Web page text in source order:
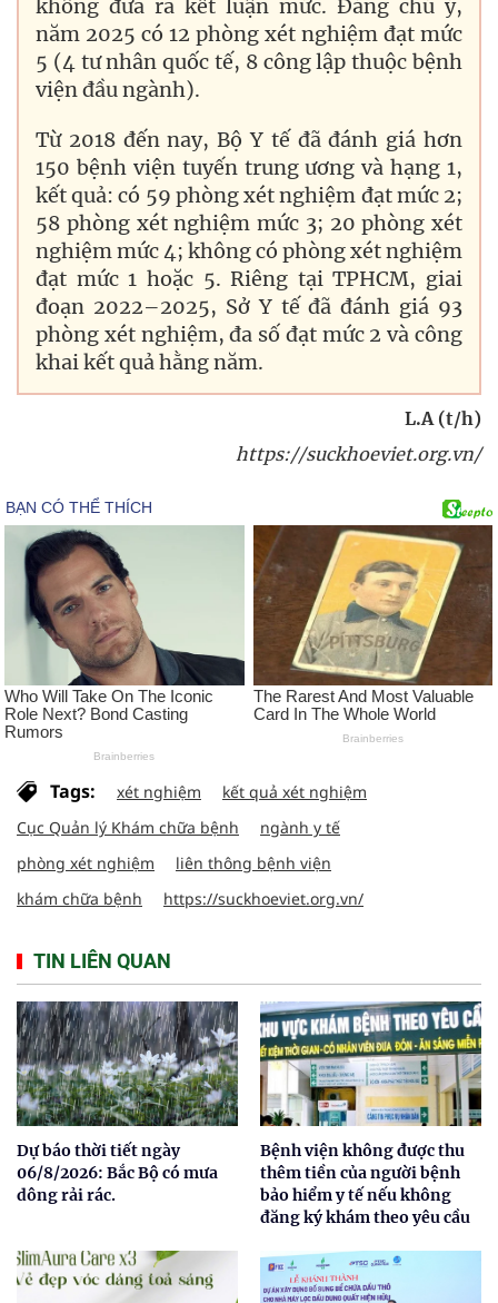
không đưa ra kết luận mức. Đáng chú ý,
năm 2025 có 12 phòng xét nghiệm đạt mức
5 (4 tư nhân quốc tế, 8 công lập thuộc bệnh
viện đầu ngành).
Từ 2018 đến nay, Bộ Y tế đã đánh giá hơn
150 bệnh viện tuyến trung ương và hạng 1,
kết quả: có 59 phòng xét nghiệm đạt mức 2;
58 phòng xét nghiệm mức 3; 20 phòng xét
nghiệm mức 4; không có phòng xét nghiệm
đạt mức 1 hoặc 5. Riêng tại TPHCM, giai
đoạn 2022–2025, Sở Y tế đã đánh giá 93
phòng xét nghiệm, đa số đạt mức 2 và công
khai kết quả hằng năm.
L.A (t/h)
https://suckhoeviet.org.vn/
Tags: xét nghiệm
kết quả xét nghiệm
Cục Quản lý Khám chữa bệnh
ngành y tế
phòng xét nghiệm
liên thông bệnh viện
khám chữa bệnh
https://suckhoeviet.org.vn/
TIN LIÊN QUAN
Dự báo thời tiết ngày
06/8/2026: Bắc Bộ có mưa
dông rải rác.
Bệnh viện không được thu
thêm tiền của người bệnh
bảo hiểm y tế nếu không
đăng ký khám theo yêu cầu